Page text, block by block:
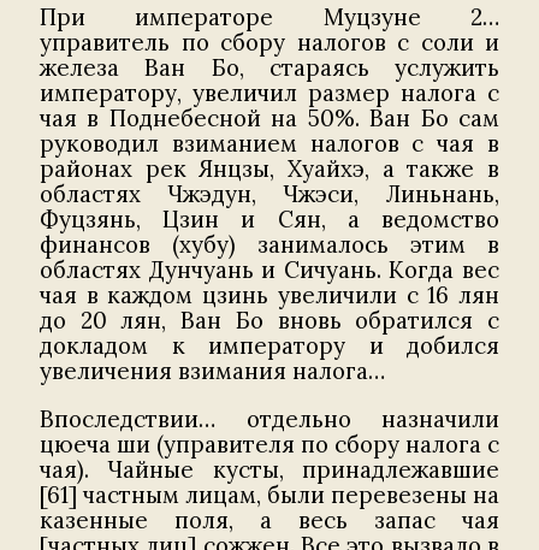
При императоре Муцзуне 2…
управитель по сбору налогов с соли и
железа Ван Бо, стараясь услужить
императору, увеличил размер налога с
чая в Поднебесной на 50%. Ван Бо сам
руководил взиманием налогов с чая в
районах рек Янцзы, Хуайхэ, а также в
областях Чжэдун, Чжэси, Линьнань,
Фуцзянь, Цзин и Сян, а ведомство
финансов (хубу) занималось этим в
областях Дунчуань и Сичуань. Когда вес
чая в каждом цзинь увеличили с 16 лян
до 20 лян, Ван Бо вновь обратился с
докладом к императору и добился
увеличения взимания налога…
Впоследствии… отдельно назначили
цюеча ши (управителя по сбору налога с
чая). Чайные кусты, принадлежавшие
[61] частным лицам, были перевезены на
казенные поля, а весь запас чая